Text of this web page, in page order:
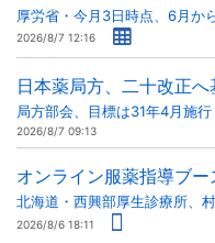
厚労省・今月3日時点、6月か
2026/8/7 12:16
日本薬局方、二十改正
局方部会、目標は31年4月施行
2026/8/7 09:13
オンライン服薬指導ブ
北海道・西興部厚生診療所、
2026/8/6 18:11